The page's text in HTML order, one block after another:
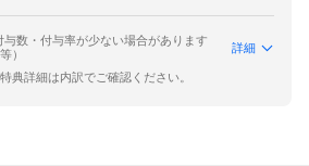
数・付与率が少ない場合があります
）
詳細
典詳細は内訳でご確認ください。